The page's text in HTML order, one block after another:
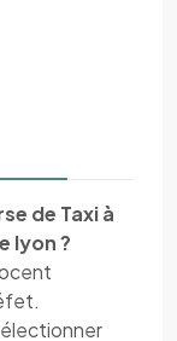
de Taxi à
lyon ?